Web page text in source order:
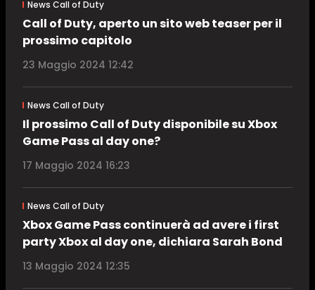
News Call of Duty
Call of Duty, aperto un sito web teaser per il
prossimo capitolo
23 Maggio 2024 12:42
News Call of Duty
Il prossimo Call of Duty disponibile su Xbox
Game Pass al day one?
17 Maggio 2024 16:23
News Call of Duty
Xbox Game Pass continuerà ad avere i first
party Xbox al day one, dichiara Sarah Bond
13 Maggio 2024 12:35